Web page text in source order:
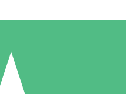
Individuais